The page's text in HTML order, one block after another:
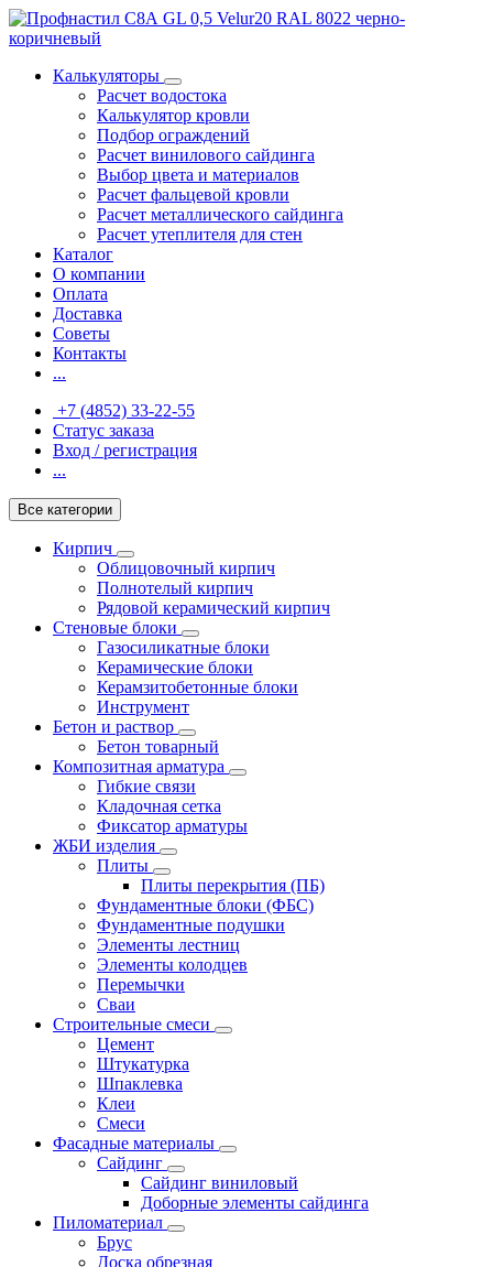
Калькуляторы
Расчет водостока
Калькулятор кровли
Подбор ограждений
Расчет винилового сайдинга
Выбор цвета и материалов
Расчет фальцевой кровли
Расчет металлического сайдинга
Расчет утеплителя для стен
Каталог
О компании
Оплата
Доставка
Советы
Контакты
...
+7 (4852) 33-22-55
Статус заказа
Вход / регистрация
...
Все категории
Кирпич
Облицовочный кирпич
Полнотелый кирпич
Рядовой керамический кирпич
Стеновые блоки
Газосиликатные блоки
Керамические блоки
Керамзитобетонные блоки
Инструмент
Бетон и раствор
Бетон товарный
Композитная арматура
Гибкие связи
Кладочная сетка
Фиксатор арматуры
ЖБИ изделия
Плиты
Плиты перекрытия (ПБ)
Фундаментные блоки (ФБС)
Фундаментные подушки
Элементы лестниц
Элементы колодцев
Перемычки
Сваи
Строительные смеси
Цемент
Штукатурка
Шпаклевка
Клеи
Смеси
Фасадные материалы
Сайдинг
Сайдинг виниловый
Доборные элементы сайдинга
Пиломатериал
Брус
Доска обрезная